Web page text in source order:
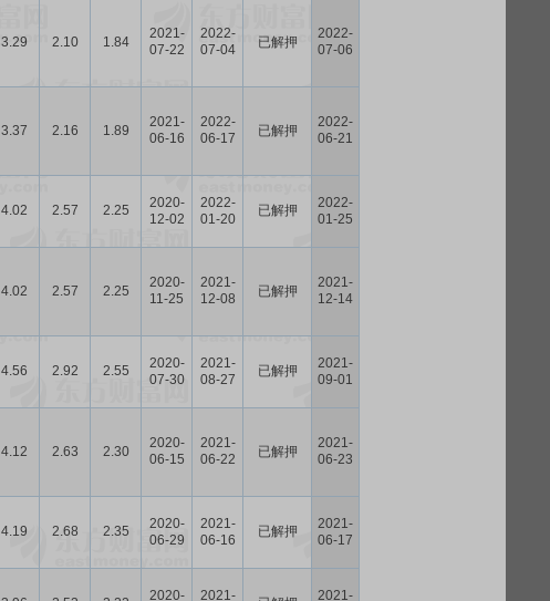
3.29 2.10 1.84
2021-
07-22
2022-
07-04
已解押
2022-
07-06
3.37 2.16 1.89
2021-
06-16
2022-
06-17
已解押
2022-
06-21
4.02 2.57 2.25
2020-
12-02
2022-
01-20
已解押
2022-
01-25
4.02 2.57 2.25
2020-
11-25
2021-
12-08
已解押
2021-
12-14
4.56 2.92 2.55
2020-
07-30
2021-
08-27
已解押
2021-
09-01
4.12 2.63 2.30
2020-
06-15
2021-
06-22
已解押
2021-
06-23
4.19 2.68 2.35
2020-
06-29
2021-
06-16
已解押
2021-
06-17
2020- 2021- 2021-